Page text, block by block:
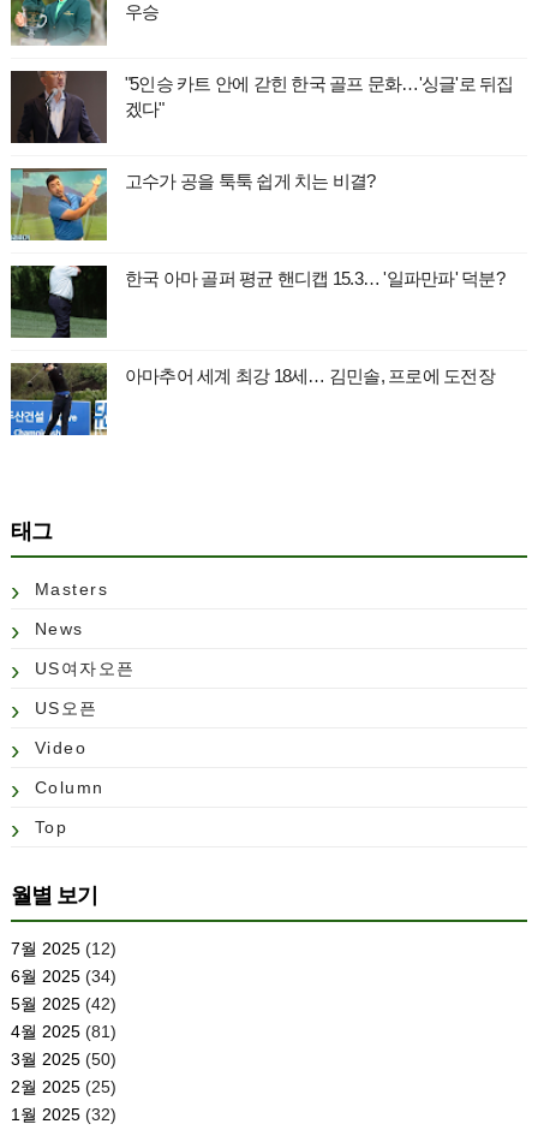
우승
"5인승 카트 안에 갇힌 한국 골프 문화…'싱글'로 뒤집
겠다"
고수가 공을 툭툭 쉽게 치는 비결?
한국 아마 골퍼 평균 핸디캡 15.3… '일파만파' 덕분?
아마추어 세계 최강 18세… 김민솔, 프로에 도전장
태그
Masters
News
US여자오픈
US오픈
Video
Column
Top
월별 보기
7월 2025(12)
6월 2025(34)
5월 2025(42)
4월 2025(81)
3월 2025(50)
2월 2025(25)
1월 2025(32)